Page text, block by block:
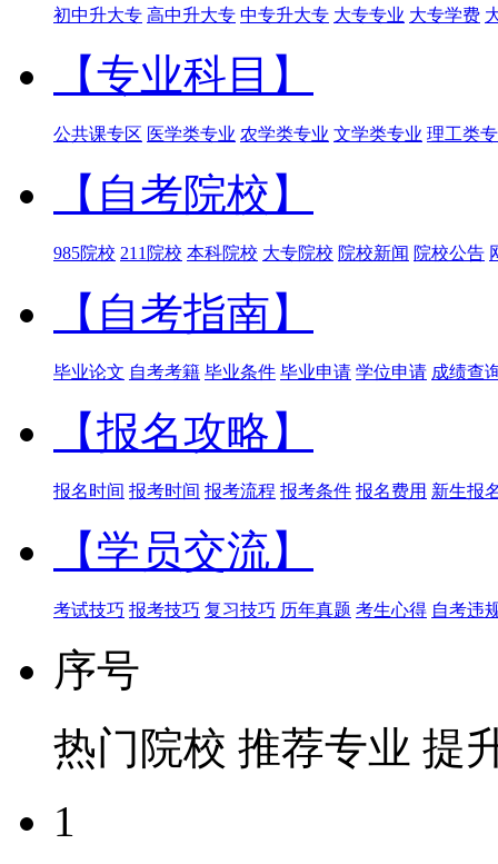
初中升大专 高中升大专 中专升大专 大专专业 大专学费
【专业科目】
公共课专区 医学类专业 农学类专业 文学类专业 理工类
【自考院校】
985院校 211院校 本科院校 大专院校 院校新闻 院校公告
【自考指南】
毕业论文 自考考籍 毕业条件 毕业申请 学位申请 成绩查
【报名攻略】
报名时间 报考时间 报考流程 报考条件 报名费用 新生报
【学员交流】
考试技巧 报考技巧 复习技巧 历年真题 考生心得 自考违
序号
热门院校 推荐专业 提
1